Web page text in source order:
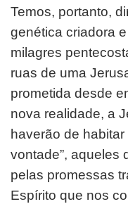
Temos, portanto,
genética criadora
milagres
ruas de uma
prometida desde
nova realidade, a
haverão de
vontade”, aqueles
pelas promessas
Espírito que nos